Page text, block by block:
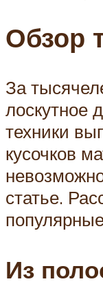
Обзор
За
лоскутное
техники
кусочков
статье.
Из